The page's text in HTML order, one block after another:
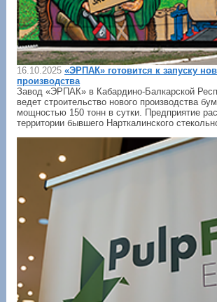
16.10.2025 «ЭРПАК» готовится к запуску
производства
Завод «ЭРПАК» в Кабардино-Балкарской
ведет строительство нового производства
мощностью 150 тонн в сутки. Предприятие
территории бывшего Нарткалинского